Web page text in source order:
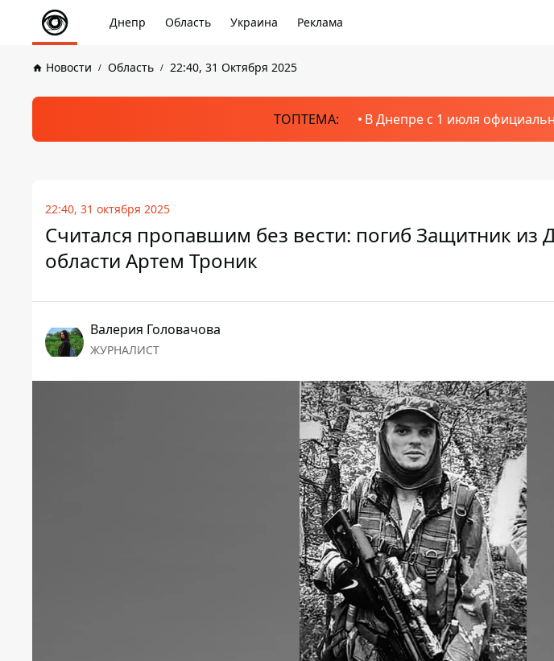
Днепр Область Украина Реклама
Новости Область 22:40, 31 Октября 2025
ТОПТЕМА: В Днепре с 1 июля
22:40, 31 октября 2025
Считался пропавшим без вести: погиб Защитник из
области Артем Троник
Валерия Головачова
ЖУРНАЛИСТ